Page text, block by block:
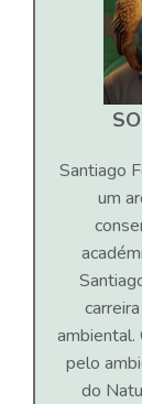
Santiago
um
ambiental.
pelo
do